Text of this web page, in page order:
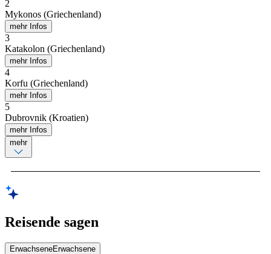
2
Mykonos (Griechenland)
mehr Infos
3
Katakolon (Griechenland)
mehr Infos
4
Korfu (Griechenland)
mehr Infos
5
Dubrovnik (Kroatien)
mehr Infos
mehr
Reisende sagen
ErwachseneErwachsene